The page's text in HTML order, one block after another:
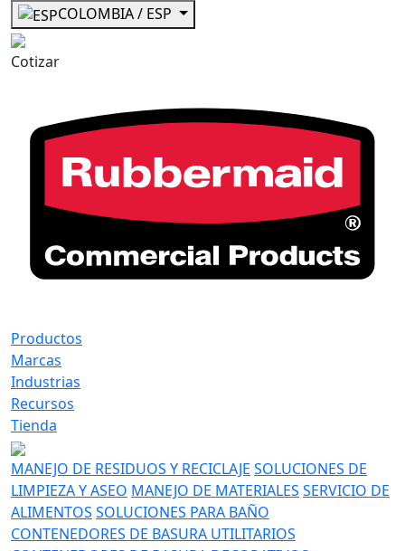
COLOMBIA / ESP
Cotizar
Productos
Marcas
Industrias
Recursos
Tienda
MANEJO DE RESIDUOS Y RECICLAJE SOLUCIONES DE
LIMPIEZA Y ASEO MANEJO DE MATERIALES SERVICIO DE
ALIMENTOS SOLUCIONES PARA BAÑO
CONTENEDORES DE BASURA UTILITARIOS